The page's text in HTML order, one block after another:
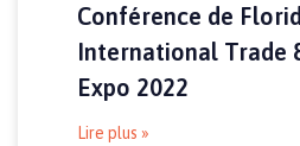
Conférence de
International Trade
Expo 2022
Lire plus »